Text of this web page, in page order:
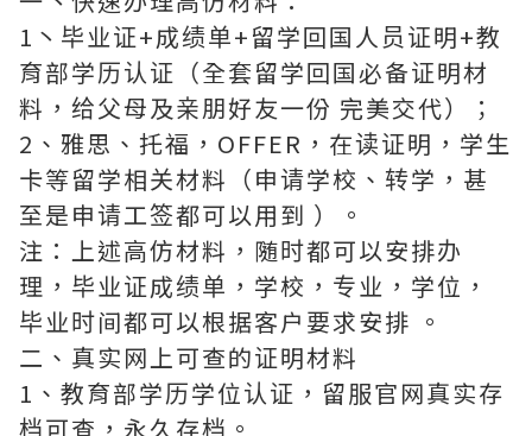
1丶毕业证+成绩单+留学回国人员证明+教
育部学历认证（全套留学回国必备证明材
料，给父母及亲朋好友一份 完美交代）；
2、雅思、托福，OFFER，在读证明，学生
卡等留学相关材料（申请学校、转学，甚
至是申请工签都可以用到 ）。
注：上述高仿材料，随时都可以安排办
理，毕业证成绩单，学校，专业，学位，
毕业时间都可以根据客户要求安排 。
二、真实网上可查的证明材料
1、教育部学历学位认证，留服官网真实存
档可查，永久存档。